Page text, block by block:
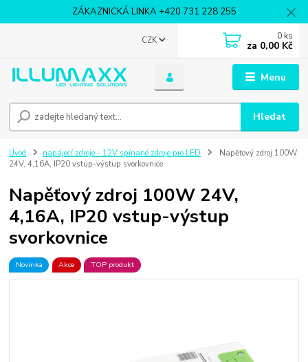
ZÁKAZNICKÁ LINKA +420 731 228 255
Menu
CZK
Hledat
0 ks
za 0,00 Kč
Úvod napájecí zdroje - 12V spínané zdroje pro LED
Napěťový zdroj 100W
24V, 4,16A, IP20 vstup-výstup svorkovnice
Napěťový zdroj 100W 24V,
4,16A, IP20 vstup-výstup
svorkovnice
Novinka Akce TOP produkt